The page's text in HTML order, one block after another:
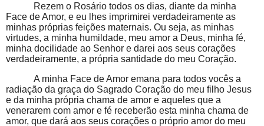
Rezem o Rosário todos os dias, diante da minha
Face de Amor, e eu lhes imprimirei verdadeiramente as
minhas próprias feições maternais. Ou seja, as minhas
virtudes, a minha humildade, meu amor a Deus, minha fé,
minha docilidade ao Senhor e darei aos seus corações
verdadeiramente, a própria santidade do meu Coração.
A minha Face de Amor emana para todos vocês a
radiação da graça do Sagrado Coração do meu filho Jesus
e da minha própria chama de amor e aqueles que a
venerarem com amor e fé receberão esta minha chama de
amor, que dará aos seus corações o próprio amor do meu